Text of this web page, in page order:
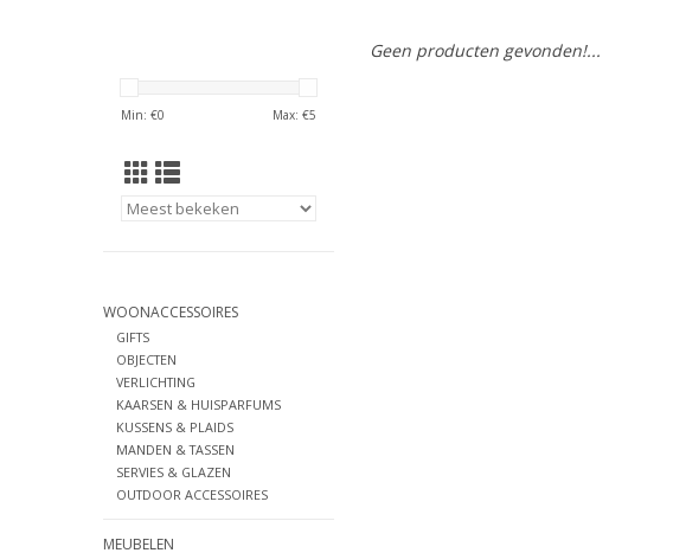
Min: €0 Max: €5
WOONACCESSOIRES
GIFTS
OBJECTEN
VERLICHTING
KAARSEN & HUISPARFUMS
KUSSENS & PLAIDS
MANDEN & TASSEN
SERVIES & GLAZEN
OUTDOOR ACCESSOIRES
MEUBELEN
Geen producten gevonden!...